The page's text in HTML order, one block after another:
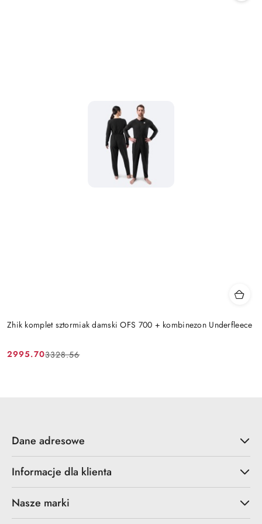
Zhik komplet sztormiak damski OFS 700 + kombinezon Underfleece
Cena
2995.70
Cena
3328.56
Dane adresowe
Informacje dla klienta
Nasze marki